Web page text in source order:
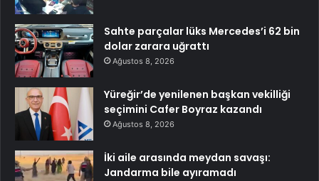
Sahte parçalar lüks Mercedes’i 62 bin
dolar zarara uğrattı
Ağustos 8, 2026
Yüreğir’de yenilenen başkan vekilliği
seçimini Cafer Boyraz kazandı
Ağustos 8, 2026
İki aile arasında meydan savaşı:
Jandarma bile ayıramadı